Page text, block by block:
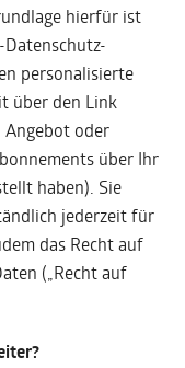
hierfür ist
personalisierte
über den Link
Angebot oder
über Ihr
haben). Sie
jederzeit für
das Recht auf
(„Recht auf